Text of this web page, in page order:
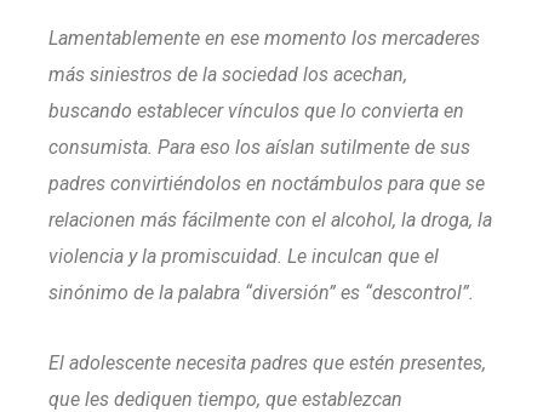
Lamentablemente en ese momento los mercaderes
más siniestros de la sociedad los acechan,
buscando establecer vínculos que lo convierta en
consumista. Para eso los aíslan sutilmente de sus
padres convirtiéndolos en noctámbulos para que se
relacionen más fácilmente con el alcohol, la droga, la
violencia y la promiscuidad. Le inculcan que el
sinónimo de la palabra “diversión” es “descontrol”.
El adolescente necesita padres que estén presentes,
que les dediquen tiempo, que establezcan